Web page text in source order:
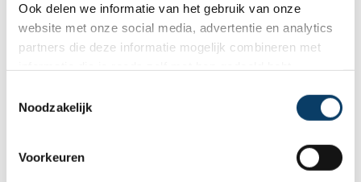
Ook delen we informatie van het gebruik van onze
website met onze social media, advertentie en analytics
partners die deze informatie mogelijk combineren met
Noodzakelijk
Voorkeuren
Vertel ons uw vakantie wensen. Onze
reisexperts maken gratis en vrijblijvend een
reisvoorstel op maat.
ANVR, SGR, Calamiteitenfonds